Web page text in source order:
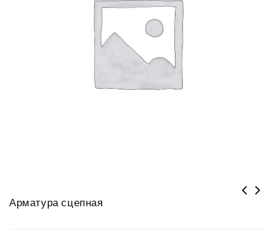
Арматура сцепная